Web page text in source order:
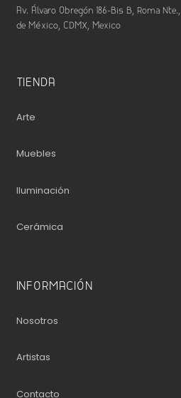
Av. Álvaro Obregón 186-Bis B, Roma
de México, CDMX, Mexico
TIENDA
Arte
Muebles
Iluminación
Cerámica
INFORMACIÓN
Nosotros
Artistas
Contacto